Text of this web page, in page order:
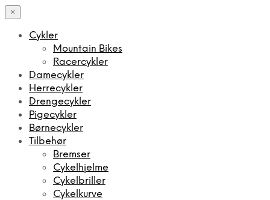
×
Cykler
Mountain Bikes
Racercykler
Damecykler
Herrecykler
Drengecykler
Pigecykler
Børnecykler
Tilbehør
Bremser
Cykelhjelme
Cykelbriller
Cykelkurve